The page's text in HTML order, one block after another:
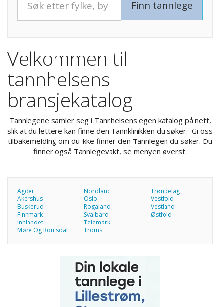
Velkommen til
tannhelsens
bransjekatalog
Tannlegene samler seg i Tannhelsens egen katalog på nett,
slik at du lettere kan finne den Tannklinikken du søker. Gi oss
tilbakemelding om du ikke finner den Tannlegen du søker. Du
finner også Tannlegevakt, se menyen øverst.
Agder
Akershus
Buskerud
Finnmark
Innlandet
Møre Og Romsdal
Nordland
Oslo
Rogaland
Svalbard
Telemark
Troms
Trøndelag
Vestfold
Vestland
Østfold